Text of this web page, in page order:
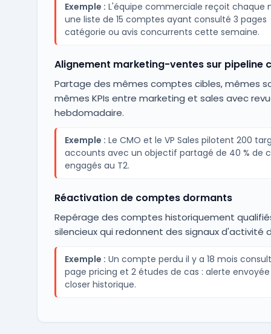
Exemple : L'équipe commerciale reçoit chaque
une liste de 15 comptes ayant consulté 3 pages
catégorie ou avis concurrents cette semaine.
Alignement marketing-ventes sur pipeline
Partage des mêmes comptes cibles, mêmes
mêmes KPIs entre marketing et sales avec
hebdomadaire.
Exemple : Le CMO et le VP Sales pilotent 200
accounts avec un objectif partagé de 40 % de
engagés au T2.
Réactivation de comptes dormants
Repérage des comptes historiquement
silencieux qui redonnent des signaux d'activité
Exemple : Un compte perdu il y a 18 mois
page pricing et 2 études de cas : alerte
closer historique.